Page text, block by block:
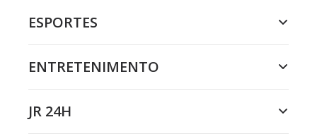
ESPORTES
ENTRETENIMENTO
JR 24H